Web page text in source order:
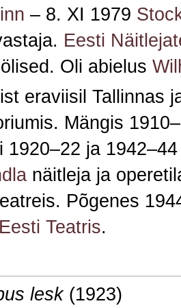
– 8. XI 1979
Eesti
Oli abielus
eraviisil Tallinnas
Mängis
1920–22 ja
näitleja ja
Põgenes
Teatris.
lesk(1923)